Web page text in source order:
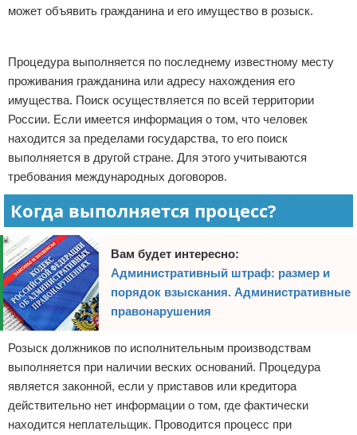
может объявить гражданина и его имущество в розыск.
Процедура выполняется по последнему известному месту
проживания гражданина или адресу нахождения его
имущества. Поиск осуществляется по всей территории
России. Если имеется информация о том, что человек
находится за пределами государства, то его поиск
выполняется в другой стране. Для этого учитываются
требования международных договоров.
Когда выполняется процесс?
Вам будет интересно:
Административный штраф: размер и
порядок взыскания. Административные
правонарушения
Розыск должников по исполнительным производствам
выполняется при наличии веских оснований. Процедура
является законной, если у приставов или кредитора
действительно нет информации о том, где фактически
находится неплательщик. Проводится процесс при